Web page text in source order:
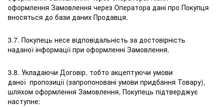
оформлення Замовлення через Оператора дані про Покупця
вносяться до бази даних Продавця.
3.7. Покупець несе відповідальність за достовірність
наданої інформації при оформленні Замовлення.
3.8. Укладаючи Договір, тобто акцептуючи умови
даної пропозиції (запропоновані умови придбання Товару),
шляхом оформлення Замовлення, Покупець підтверджує
наступне: